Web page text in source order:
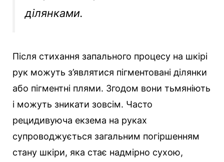
ділянками.
Після стихання запального процесу на шкірі
рук можуть з’являтися пігментовані ділянки
або пігментні плями. Згодом вони тьмяніють
і можуть зникати зовсім. Часто
рецидивуюча екзема на руках
супроводжується загальним погіршенням
стану шкіри, яка стає надмірно сухою,